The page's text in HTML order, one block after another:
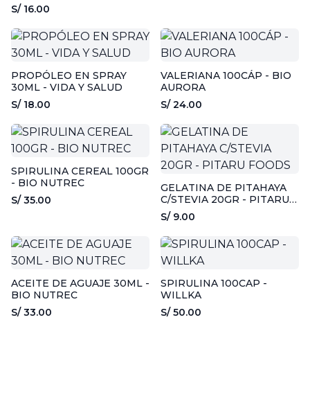
S/ 16.00
PROPÓLEO EN SPRAY
30ML - VIDA Y SALUD
S/ 18.00
VALERIANA 100CÁP - BIO
AURORA
S/ 24.00
SPIRULINA CEREAL 100GR
- BIO NUTREC
S/ 35.00
GELATINA DE PITAHAYA
C/STEVIA 20GR - PITARU
FOODS
S/ 9.00
ACEITE DE AGUAJE 30ML -
BIO NUTREC
S/ 33.00
SPIRULINA 100CAP -
WILLKA
S/ 50.00